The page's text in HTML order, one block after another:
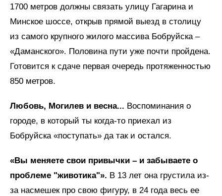
1700 метров должны связать улицу Гагарина и
Минское шоссе, открыв прямой выезд в столицу
из самого крупного жилого массива Бобруйска –
«Даманского». Половина пути уже почти пройдена.
Готовится к сдаче первая очередь протяженностью
850 метров.
Любовь, Могилев и весна... Воспоминания о
городе, в который ты когда-то приехал из
Бобруйска «поступать» да так и остался.
«Вы меняете свои привычки – и забываете о
проблеме "животика"». В 13 лет она грустила из-
за насмешек про свою фигуру, в 24 года весь ее